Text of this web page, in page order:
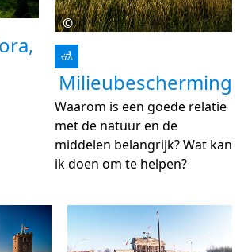
©
🚮
Milieubescherming
Waarom is een goede relatie
met de natuur en de
middelen belangrijk? Wat kan
ik doen om te helpen?